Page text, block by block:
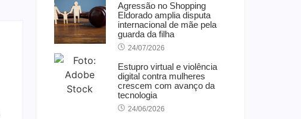
Agressão no Shopping
Eldorado amplia disputa
internacional de mãe pela
guarda da filha
24/07/2026
Estupro virtual e violência
digital contra mulheres
crescem com avanço da
tecnologia
24/06/2026